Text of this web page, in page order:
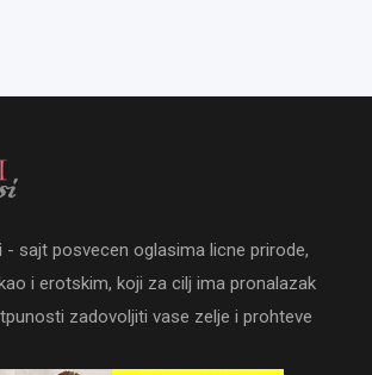
- sajt posvecen oglasima licne prirode,
i erotskim, koji za cilj ima pronalazak
zadovoljiti vase zelje i prohteve